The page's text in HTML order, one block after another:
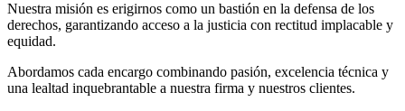
Nuestra misión es erigirnos como un bastión en la defensa de los
derechos, garantizando acceso a la justicia con rectitud implacable y
equidad.
Abordamos cada encargo combinando pasión, excelencia técnica y
una lealtad inquebrantable a nuestra firma y nuestros clientes.